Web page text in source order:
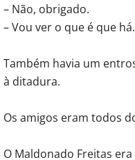
– Não, obrigado.
– Vou ver o que é que
Também havia um
à ditadura.
Os amigos eram todos
O Maldonado Freitas